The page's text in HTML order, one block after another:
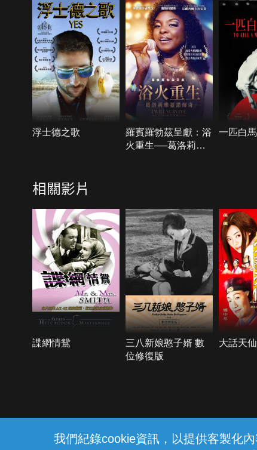
我們紀錄cookie資訊，以提供客製化
浮士德之歌
羅賓羅勃茲呈獻：浴
火重生──葛洛莉雅
一匹白
相關影片
諜網情鴛
三八新娘憨子婿 數
位修復版
大話天仙